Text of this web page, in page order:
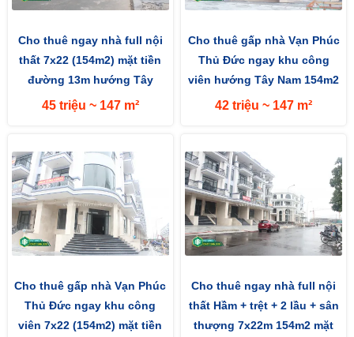
Cho thuê ngay nhà full nội
thất 7x22 (154m2) mặt tiền
đường 13m hướng Tây
45 triệu ~ 147 m²
Cho thuê gấp nhà Vạn Phúc
Thủ Đức ngay khu công
viên hướng Tây Nam 154m2
(7x22m) mặt tiền đường 13m
42 triệu ~ 147 m²
Cho thuê gấp nhà Vạn Phúc
Thủ Đức ngay khu công
viên 7x22 (154m2) mặt tiền
Cho thuê ngay nhà full nội
thất Hầm + trệt + 2 lầu + sân
thượng 7x22m 154m2 mặt